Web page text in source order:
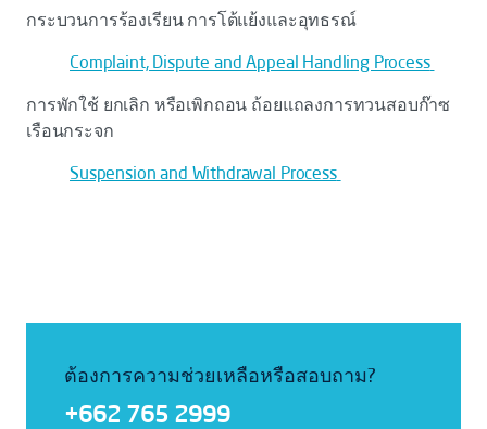
กระบวนการร้องเรียน การโต้แย้งและอุทธรณ์
Complaint, Dispute and Appeal Handling Process
การพักใช้ ยกเลิก หรือเพิกถอน ถ้อยแถลงการทวนสอบก๊าซ
เรือนกระจก
Suspension and Withdrawal Process
ต้องการความช่วยเหลือหรือสอบถาม?
+662 765 2999